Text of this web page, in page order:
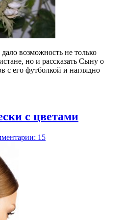
возможность не только
но и рассказать Сыну о
с его футболкой и наглядно
с цветами
15